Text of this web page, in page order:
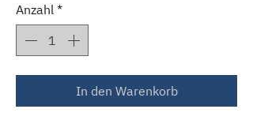
Anzahl *
In den Warenkorb